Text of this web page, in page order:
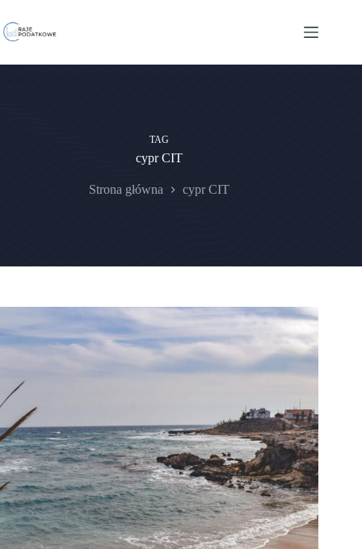
do
treści
TAG
cypr CIT
Strona główna cypr CIT